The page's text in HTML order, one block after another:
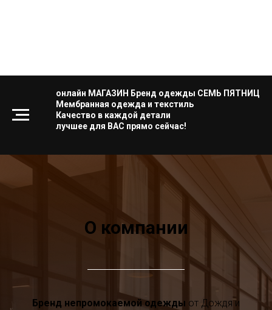
онлайн МАГАЗИН Бренд одежды СЕМЬ ПЯТНИЦ
Мембранная одежда и текстиль
Качество в каждой детали
лучшее для ВАС прямо сейчас!
О компании
Бренд непромокаемой одежды от Дождя и